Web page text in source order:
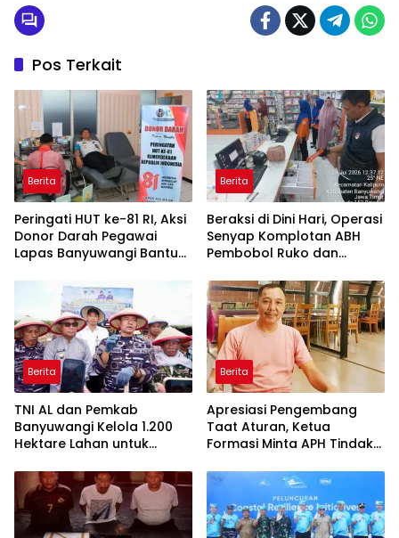
Pos Terkait
Berita
Peringati HUT ke-81 RI, Aksi
Donor Darah Pegawai
Lapas Banyuwangi Bantu
Berita
Beraksi di Dini Hari, Operasi
Senyap Komplotan ABH
Pembobol Ruko dan
Macan Blambangan
Berita
TNI AL dan Pemkab
Banyuwangi Kelola 1.200
Hektare Lahan untuk
Nasional
Berita
Apresiasi Pengembang
Taat Aturan, Ketua
Formasi Minta APH Tindak
Pertanyakan Perizinan di
Gambor